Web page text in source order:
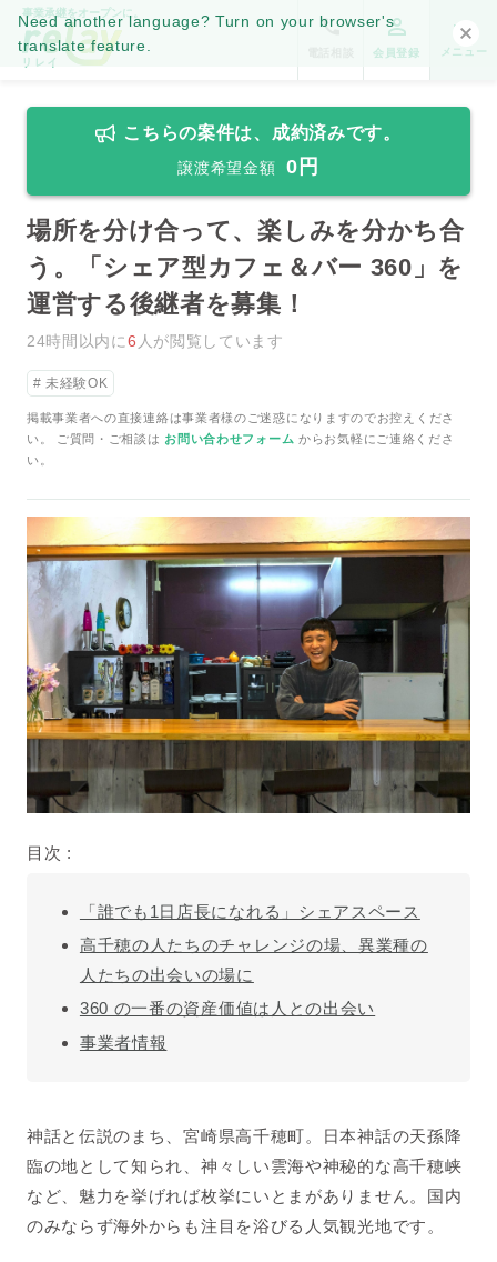
Need another language? Turn on your browser's
translate feature.
事業承継をオープンに。
会員登録 メニュー
こちらの案件は、成約済みです。
譲渡希望金額 0円
場所を分け合って、楽しみを分かち合
う。「シェア型カフェ＆バー 360」を
運営する後継者を募集！
24時間以内に6 人が閲覧しています
未経験OK
掲載事業者への直接連絡は事業者様のご迷惑になりますのでお控えくださ
い。 ご質問・ご相談は お問い合わせフォーム からお気軽にご連絡くださ
い。
目次 :
「誰でも1日店長になれる」シェアスペース
高千穂の人たちのチャレンジの場、異業種の
人たちの出会いの場に
360 の一番の資産価値は人との出会い
事業者情報
神話と伝説のまち、宮崎県高千穂町。日本神話の天孫降
臨の地として知られ、神々しい雲海や神秘的な高千穂峡
など、魅力を挙げれば枚挙にいとまがありません。国内
のみならず海外からも注目を浴びる人気観光地です。